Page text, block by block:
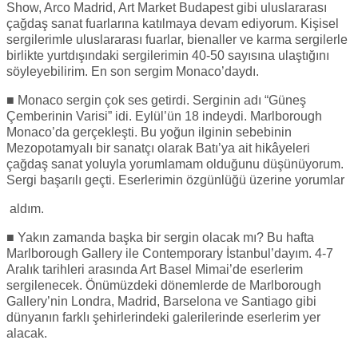
Show, Arco Madrid, Art Market Budapest gibi uluslararası
çağdaş sanat fuarlarına katılmaya devam ediyorum. Kişisel
sergilerimle uluslararası fuarlar, bienaller ve karma sergilerle
birlikte yurtdışındaki sergilerimin 40-50 sayısına ulaştığını
söyleyebilirim. En son sergim Monaco’daydı.
■ Monaco sergin çok ses getirdi. Serginin adı “Güneş
Çemberinin Varisi” idi. Eylül’ün 18 indeydi. Marlborough
Monaco’da gerçekleşti. Bu yoğun ilginin sebebinin
Mezopotamyalı bir sanatçı olarak Batı’ya ait hikâyeleri
çağdaş sanat yoluyla yorumlamam olduğunu düşünüyorum.
Sergi başarılı geçti. Eserlerimin özgünlüğü üzerine yorumlar
aldım.
■ Yakın zamanda başka bir sergin olacak mı? Bu hafta
Marlborough Gallery ile Contemporary İstanbul’dayım. 4-7
Aralık tarihleri arasında Art Basel Mimai’de eserlerim
sergilenecek. Önümüzdeki dönemlerde de Marlborough
Gallery’nin Londra, Madrid, Barselona ve Santiago gibi
dünyanın farklı şehirlerindeki galerilerinde eserlerim yer
alacak.